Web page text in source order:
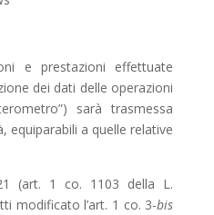
e prestazioni effettuate
dei dati delle operazioni
sarà trasmessa
equiparabili a quelle relative
(art. 1 co. 1103 della L.
modificato l’art. 1 co. 3-bis